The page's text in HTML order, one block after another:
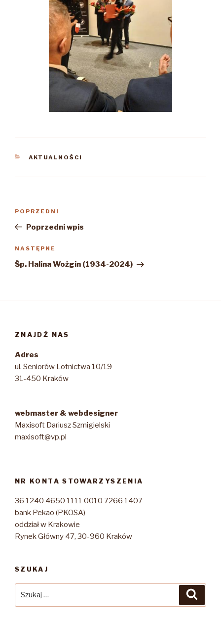
KATEGORIE
AKTUALNOŚCI
Poprzedni
wpis
POPRZEDNI
Poprzedni wpis
Następny
wpis
NASTĘPNE
Śp. Halina Wożgin (1934-2024)
ZNAJDŹ NAS
Adres
ul. Seniorów Lotnictwa 10/19
31-450 Kraków
webmaster & webdesigner
Maxisoft Dariusz Szmigielski
maxisoft@vp.pl
NR KONTA STOWARZYSZENIA
36 1240 4650 1111 0010 7266 1407
bank Pekao (PKOSA)
oddział w Krakowie
Rynek Główny 47, 30-960 Kraków
SZUKAJ